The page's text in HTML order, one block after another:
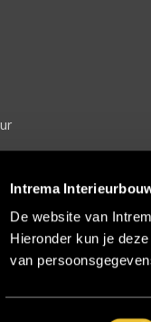
Intrema
De website van
Hieronder kun je
van